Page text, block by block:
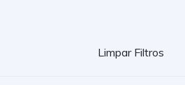
Limpar Filtros